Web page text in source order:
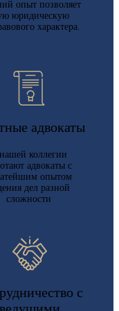
опыт позволяет
юридическую
характера.
адвокаты
коллегии
адвокаты с
опытом
дел разной
сложности
с